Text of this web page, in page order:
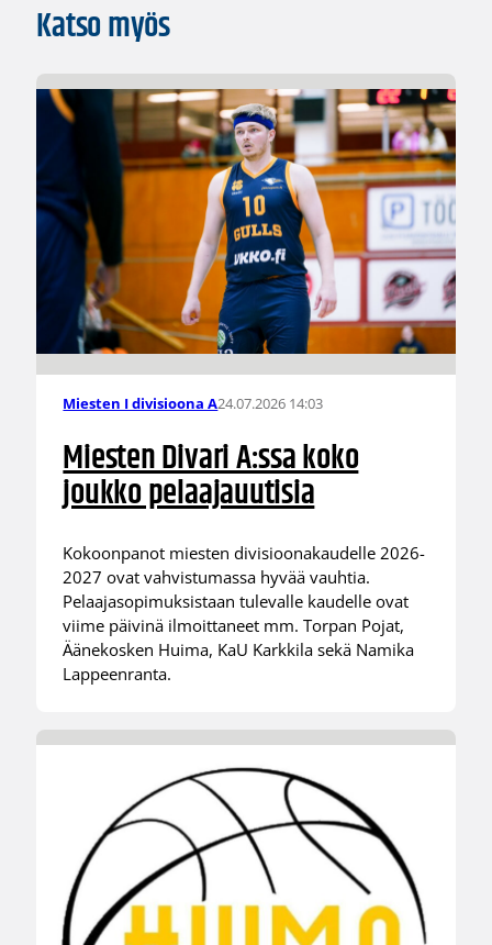
Katso myös
Miesten I divisioona A24.07.2026 14:03
Miesten Divari A:ssa koko
joukko pelaajauutisia
Kokoonpanot miesten divisioonakaudelle 2026-
2027 ovat vahvistumassa hyvää vauhtia.
Pelaajasopimuksistaan tulevalle kaudelle ovat
viime päivinä ilmoittaneet mm. Torpan Pojat,
Äänekosken Huima, KaU Karkkila sekä Namika
Lappeenranta.